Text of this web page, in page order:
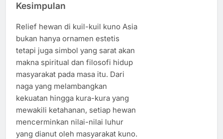
Kesimpulan
Relief hewan di kuil-kuil kuno Asia
bukan hanya ornamen estetis
tetapi juga simbol yang sarat akan
makna spiritual dan filosofi hidup
masyarakat pada masa itu. Dari
naga yang melambangkan
kekuatan hingga kura-kura yang
mewakili ketahanan, setiap hewan
mencerminkan nilai-nilai luhur
yang dianut oleh masyarakat kuno.